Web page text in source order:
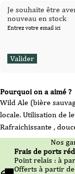
Pourquoi on a aimé ?
Wild Ale (bière
locale. Utilisation de
Rafraichissante ,
Je souhaite être
nouveau en stock
Entrez votre email ici
Nos
Frais de ports
Point relais : à
Offerts à partir de